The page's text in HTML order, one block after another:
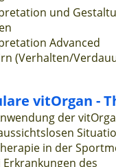
und
Advanced
(Verhalten/
vitOrgan -
der
in der
des